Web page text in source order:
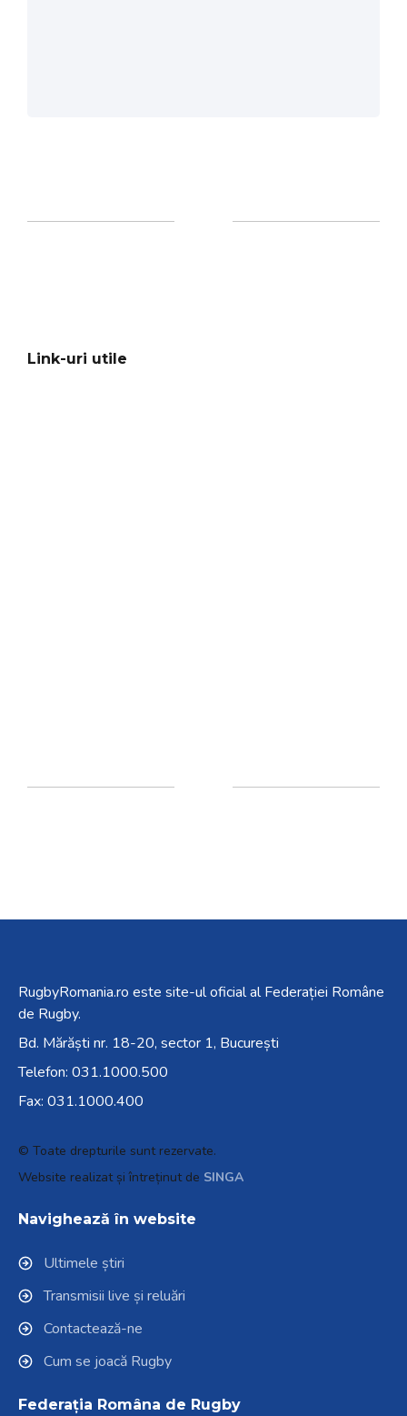
Link-uri utile
RugbyRomania.ro este site-ul oficial al Federației Române
de Rugby.
Bd. Mărăști nr. 18-20, sector 1, București
Telefon: 031.1000.500
Fax: 031.1000.400
© Toate drepturile sunt rezervate.
Website realizat și întreținut de SINGA
Navighează în website
Ultimele știri
Transmisii live și reluări
Contactează-ne
Cum se joacă Rugby
Federația Româna de Rugby